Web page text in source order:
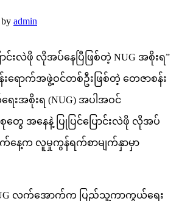
by admin
ာင်းလဲဖို လိုအပ်နေပြီဖြစ်တဲ့ NUG အစိုးရ”
းရောက်အဖွဲ့ဝင်တစ်ဦးဖြစ်တဲ့ တေဇာစန်း
အစိုးရ (NUG) အပါအဝင်
တွေ အနေနဲ့ ပြုပြင်ပြောင်းလဲဖို လိုအပ်
က်နေ့က လူမှုကွန်ရက်စာမျက်နှာမှာ
လက်အောက်က ပြည်သူ့ကာကွယ်ရေး